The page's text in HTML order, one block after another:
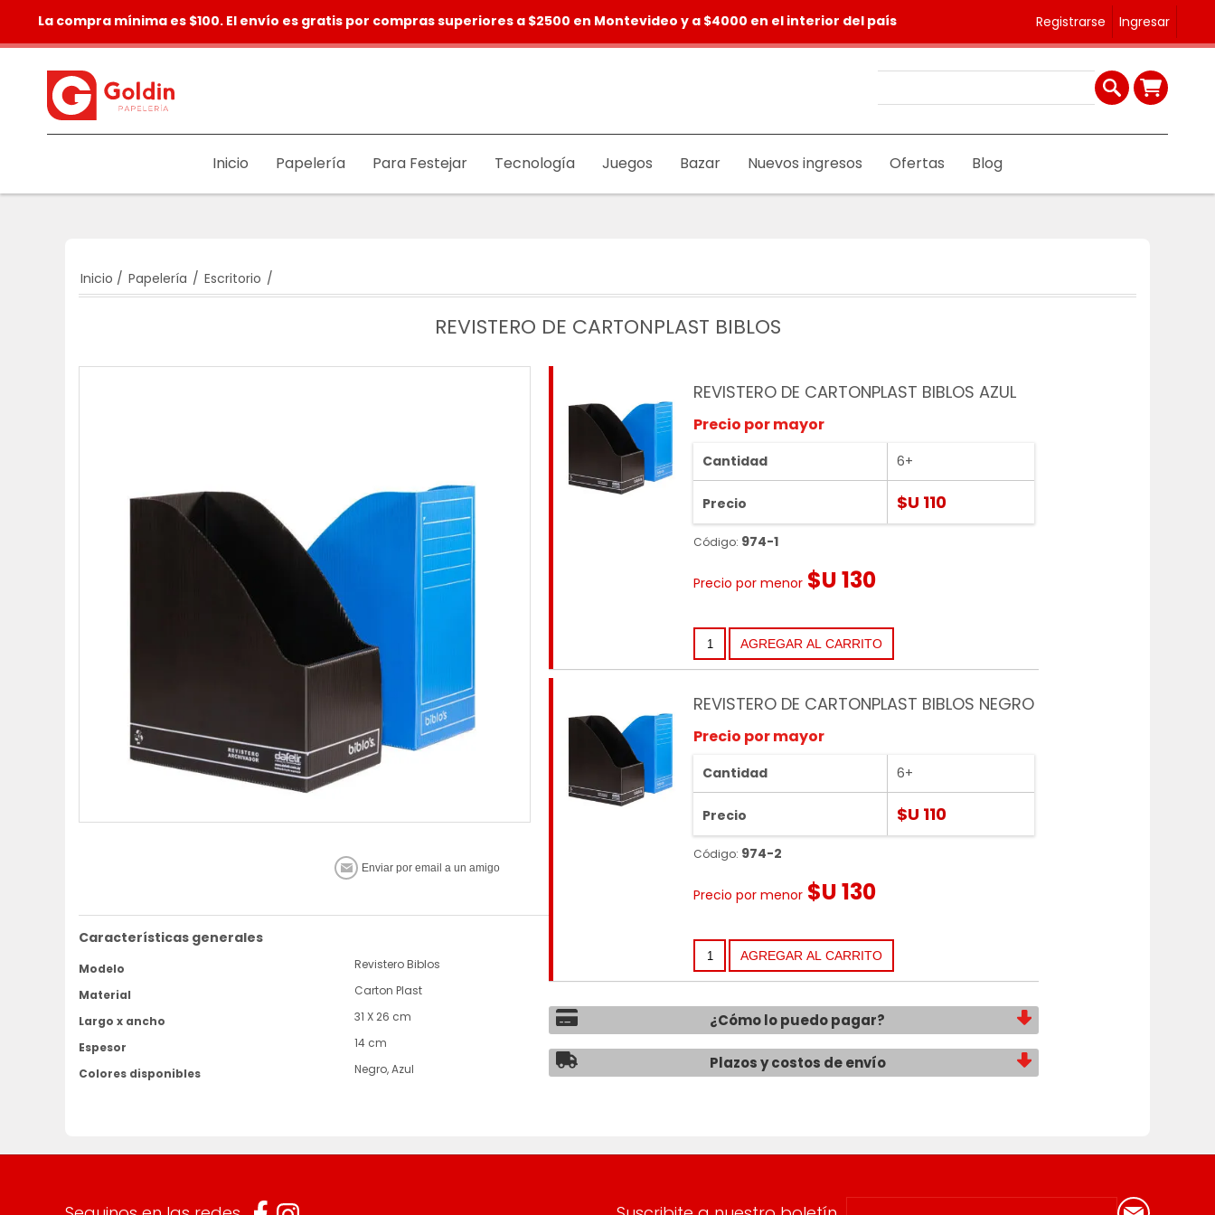
Registrarse Ingresar
La compra mínima es $100. El envío es gratis por compras superiores a $2500 en Montevideo y a $4000 en el interior del país
Inicio Papelería Para Festejar Tecnología Juegos Bazar Nuevos ingresos Ofertas Blog
Inicio / Papelería / Escritorio /
REVISTERO DE CARTONPLAST BIBLOS
Características generales
Modelo
Revistero Biblos
Material
Carton Plast
Largo x ancho
31 X 26 cm
Espesor
14 cm
Colores disponibles
Negro, Azul
REVISTERO DE CARTONPLAST BIBLOS AZUL
Precio por mayor
Cantidad 6+
Precio $U 110
Código: 974-1
Precio por menor $U 130
REVISTERO DE CARTONPLAST BIBLOS NEGRO
Precio por mayor
Cantidad 6+
Precio $U 110
Código: 974-2
Precio por menor $U 130
¿Cómo lo puedo pagar?
Plazos y costos de envío